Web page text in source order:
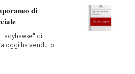
di
di
oggi ha venduto